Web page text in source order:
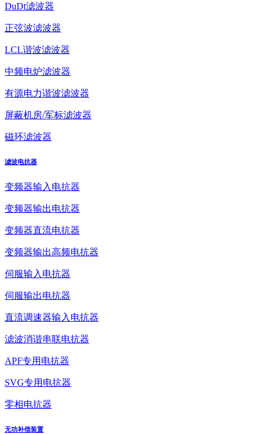
DuDt滤波器
正弦波滤波器
LCL谐波滤波器
中频电炉滤波器
有源电力谐波滤波器
屏蔽机房/军标滤波器
磁环滤波器
滤波电抗器
变频器输入电抗器
变频器输出电抗器
变频器直流电抗器
变频器输出高频电抗器
伺服输入电抗器
伺服输出电抗器
直流调速器输入电抗器
滤波消谐串联电抗器
APF专用电抗器
SVG专用电抗器
零相电抗器
无功补偿装置